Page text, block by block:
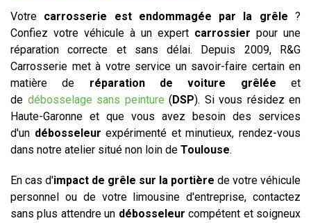
Votre carrosserie est endommagée par la grêle ?
Confiez votre véhicule à un expert carrossier pour une
réparation correcte et sans délai. Depuis 2009, R&G
Carrosserie met à votre service un savoir-faire certain en
matière de réparation de voiture grêlée et
de débosselage sans peinture (DSP). Si vous résidez en
Haute-Garonne et que vous avez besoin des services
d'un débosseleur expérimenté et minutieux, rendez-vous
dans notre atelier situé non loin de Toulouse.
En cas d'impact de grêle sur la portière de votre véhicule
personnel ou de votre limousine d'entreprise, contactez
sans plus attendre un débosseleur compétent et soigneux